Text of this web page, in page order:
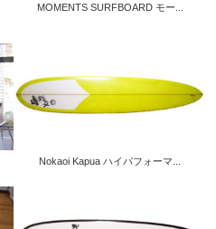
MOMENTS SURFBOARD モー...
Nokaoi Kapua ハイパフォーマ...